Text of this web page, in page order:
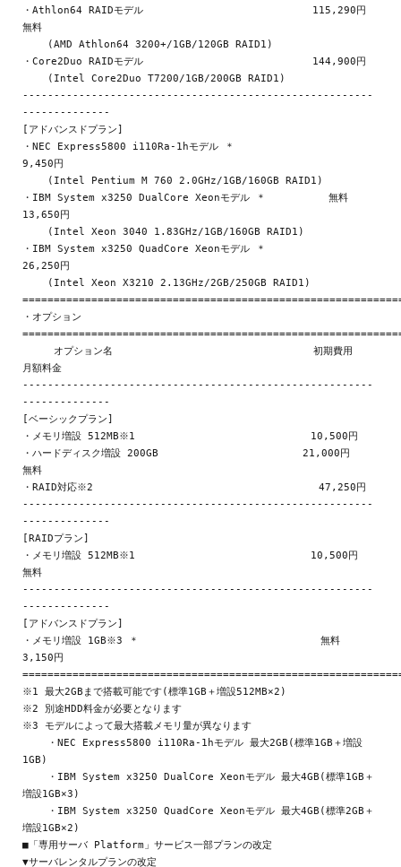
・Athlon64 RAIDモデル                           115,290円
無料
・Core2Duo RAIDモデル                           144,900円
--------------------------------------------------------
--------------
[アドバンスドプラン]
・NEC Express5800 i110Ra-1hモデル ＊
9,450円
・IBM System x3250 DualCore Xeonモデル ＊          無料
13,650円
・IBM System x3250 QuadCore Xeonモデル ＊
26,250円
・オプション
月額料金
--------------------------------------------------------
--------------
[ベーシックプラン]
・メモリ増設 512MB※1                            10,500円
・ハードディスク増設 200GB                       21,000円
無料
・RAID対応※2                                    47,250円
--------------------------------------------------------
--------------
[RAIDプラン]
・メモリ増設 512MB※1                            10,500円
無料
--------------------------------------------------------
--------------
[アドバンスドプラン]
・メモリ増設 1GB※3 ＊                             無料
3,150円
※1 最大2GBまで搭載可能です(標準1GB＋増設512MB×2)
※2 別途HDD料金が必要となります
※3 モデルによって最大搭載メモリ量が異なります
1GB)
増設1GB×3)
増設1GB×2)
■「専用サーバ Platform」サービス一部プランの改定
▼サーバレンタルプランの改定